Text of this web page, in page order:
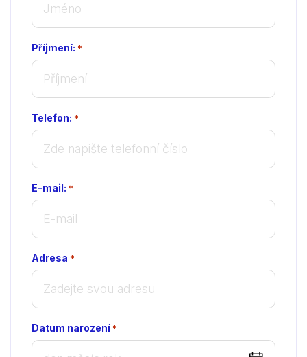
Příjmení: *
Telefon: *
E-mail: *
Adresa *
Datum narození *